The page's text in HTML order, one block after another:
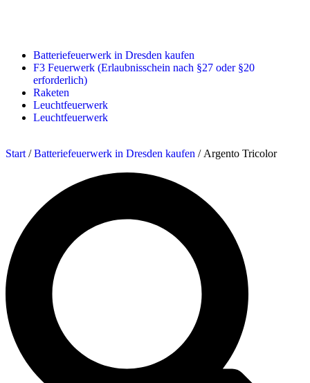
Batteriefeuerwerk in Dresden kaufen
F3 Feuerwerk (Erlaubnisschein nach §27 oder §20
erforderlich)
Raketen
Leuchtfeuerwerk
Leuchtfeuerwerk
Start /Batteriefeuerwerk in Dresden kaufen / Argento Tricolor